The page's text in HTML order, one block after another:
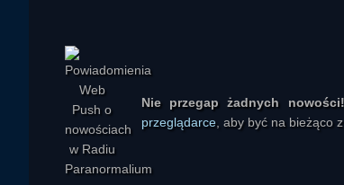
Nie przegap żadnych nowości!
przeglądarce , aby być na bieżąco
Parapsycholog